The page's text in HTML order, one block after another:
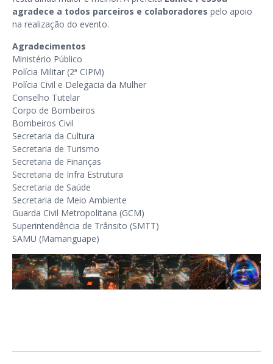
agradece a todos parceiros e colaboradores pelo apoio
na realização do evento.
Agradecimentos
Ministério Público
Polícia Militar (2ª CIPM)
Polícia Civil e Delegacia da Mulher
Conselho Tutelar
Corpo de Bombeiros
Bombeiros Civil
Secretaria da Cultura
Secretaria de Turismo
Secretaria de Finanças
Secretaria de Infra Estrutura
Secretaria de Saúde
Secretaria de Meio Ambiente
Guarda Civil Metropolitana (GCM)
Superintendência de Trânsito (SMTT)
SAMU (Mamanguape)